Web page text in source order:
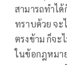
สามารถทำไ
ทราบด้วย จะ
ตรงข้าม ก็จะ
ในข้อกฎหมา